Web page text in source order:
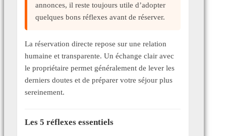
annonces, il reste toujours utile d’adopter
quelques bons réflexes avant de réserver.
La réservation directe repose sur une relation
humaine et transparente. Un échange clair avec
le propriétaire permet généralement de lever les
derniers doutes et de préparer votre séjour plus
sereinement.
Les 5 réflexes essentiels